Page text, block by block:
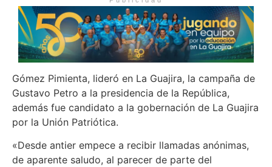
Gómez Pimienta, lideró en La Guajira, la campaña de
Gustavo Petro a la presidencia de la República,
además fue candidato a la gobernación de La Guajira
por la Unión Patriótica.
«Desde antier empece a recibir llamadas anónimas,
de aparente saludo, al parecer de parte del